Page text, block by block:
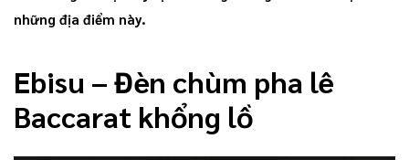
những địa điểm này.
Ebisu – Đèn chùm pha lê
Baccarat khổng lồ